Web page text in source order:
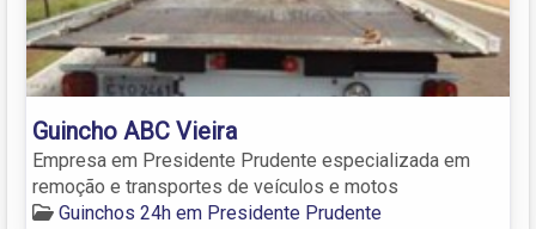
Guincho ABC Vieira
Empresa em Presidente Prudente especializada em
remoção e transportes de veículos e motos
Guinchos 24h em Presidente Prudente